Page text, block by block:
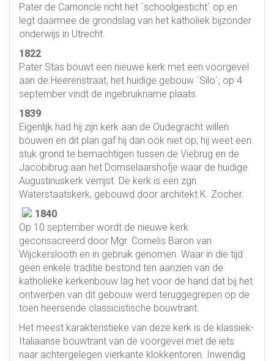
Pater de Carnoncle richt het ´schoolgesticht´ op en
legt daarmee de grondslag van het katholiek bijzonder
onderwijs in Utrecht.
1822
Pater Stas bouwt een nieuwe kerk met een voorgevel
aan de Heerenstraat, het huidige gebouw ´Silo´; op 4
september vindt de ingebruikname plaats.
1839
Eigenlijk had hij zijn kerk aan de Oudegracht willen
bouwen en dit plan gaf hij dan ook niet op; hij weet een
stuk grond te bemachtigen tussen de Viebrug en de
Jacobibrug aan het Domselaarshofje waar de huidige
Augustinuskerk verrijst. De kerk is een zgn.
Waterstaatskerk, gebouwd door architekt K. Zocher.
1840
Op 10 september wordt de nieuwe kerk
geconsacreerd door Mgr. Cornelis Baron van
Wijckerslooth en in gebruik genomen. Waar in die tijd
geen enkele traditie bestond ten aanzien van de
katholieke kerkenbouw lag het voor de hand dat bij het
ontwerpen van dit gebouw werd teruggegrepen op de
toen heersende classicistische bouwtrant.
Het meest karakteristieke van deze kerk is de klassiek-
Italiaanse bouwtrant van de voorgevel met de iets
naar achtergelegen vierkante klokkentoren. Inwendig